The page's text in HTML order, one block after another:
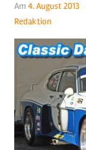
Am 4. August 2013
Redaktion